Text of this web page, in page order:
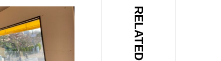
RELATED